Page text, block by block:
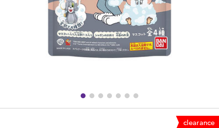
Health & Safety
Nursery Furniture & Sleep
Strollers
clearance